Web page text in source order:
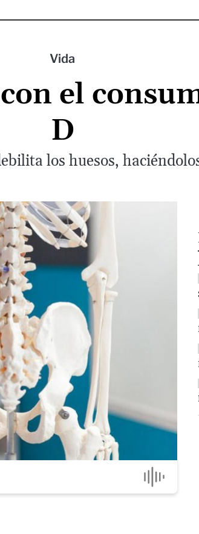
Vida
el
D
los huesos,